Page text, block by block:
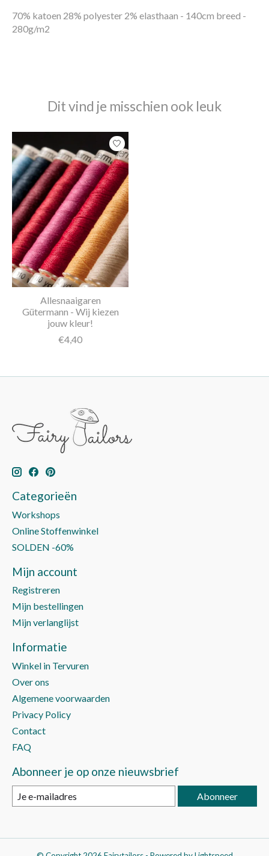
70% katoen 28% polyester 2% elasthaan - 140cm breed -
280g/m2
Dit vind je misschien ook leuk
Items van productcarrousel
Allesnaaigaren
Gütermann - Wij kiezen
jouw kleur!
€4,40
Categorieën
Workshops
Online Stoffenwinkel
SOLDEN -60%
Mijn account
Registreren
Mijn bestellingen
Mijn verlanglijst
Informatie
Winkel in Tervuren
Over ons
Algemene voorwaarden
Privacy Policy
Contact
FAQ
Abonneer je op onze nieuwsbrief
Abonneer